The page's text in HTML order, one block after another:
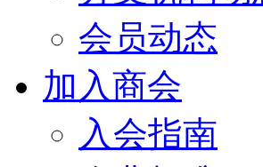
会员动态
加入商会
入会指南